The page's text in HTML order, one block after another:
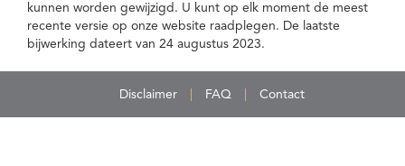
kunnen worden gewijzigd. U kunt op elk moment de meest
recente versie op onze website raadplegen. De laatste
bijwerking dateert van 24 augustus 2023.
Disclaimer FAQ Contact